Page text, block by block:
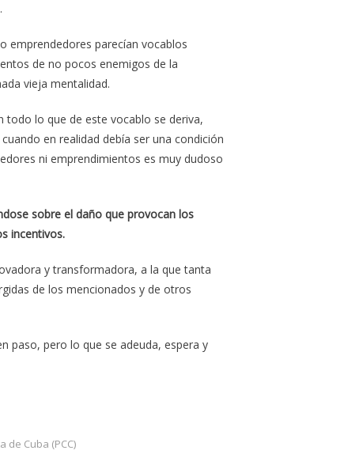
emprendedores parecían vocablos
de no pocos enemigos de la
vieja mentalidad.
todo lo que de este vocablo se deriva,
en realidad debía ser una condición
ni emprendimientos es muy dudoso
sobre el daño que provocan los
incentivos.
y transformadora, a la que tanta
de los mencionados y de otros
paso, pero lo que se adeuda, espera y
de Cuba (PCC)